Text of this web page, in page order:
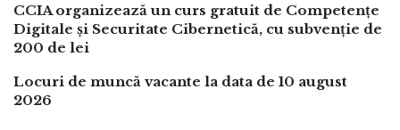
CCIA organizează un curs gratuit de Competențe
Digitale și Securitate Cibernetică, cu subvenție de
200 de lei
Locuri de muncă vacante la data de 10 august
2026